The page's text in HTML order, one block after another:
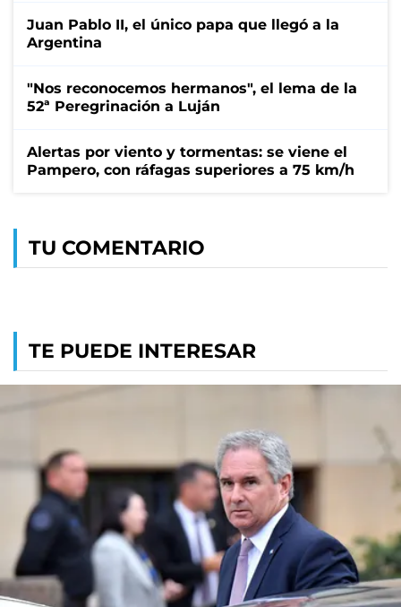
Juan Pablo II, el único papa que llegó a la
Argentina
"Nos reconocemos hermanos", el lema de la
52ª Peregrinación a Luján
Alertas por viento y tormentas: se viene el
Pampero, con ráfagas superiores a 75 km/h
TU COMENTARIO
TE PUEDE INTERESAR